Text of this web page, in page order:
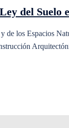
del Suelo
de los Espacios